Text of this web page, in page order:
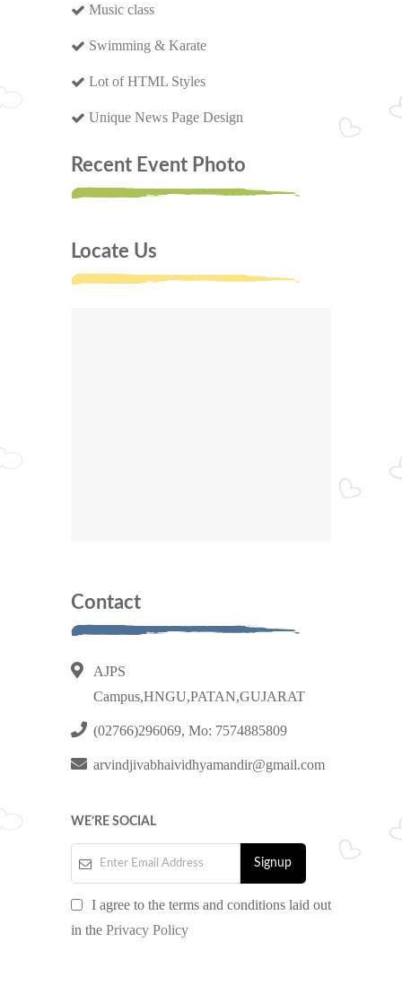
Music class
Swimming & Karate
Lot of HTML Styles
Unique News Page Design
Recent Event Photo
Locate Us
Contact
AJPS
Campus,HNGU,PATAN,GUJARAT
(02766)296069, Mo: 7574885809
arvindjivabhaividhyamandir@gmail.com
WE’RE SOCIAL
I agree to the terms and conditions laid out
in the Privacy Policy